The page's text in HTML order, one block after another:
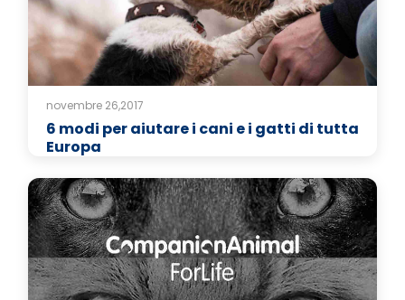
novembre 26,2017
6 modi per aiutare i cani e i gatti di tutta
Europa